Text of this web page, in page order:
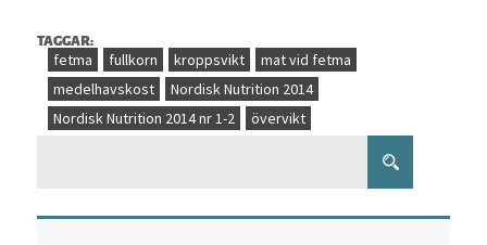
TAGGAR:
fetma fullkorn kroppsvikt
mat vid fetma
medelhavskost
Nordisk Nutrition 2014
Nordisk Nutrition 2014 nr 1-2
övervikt